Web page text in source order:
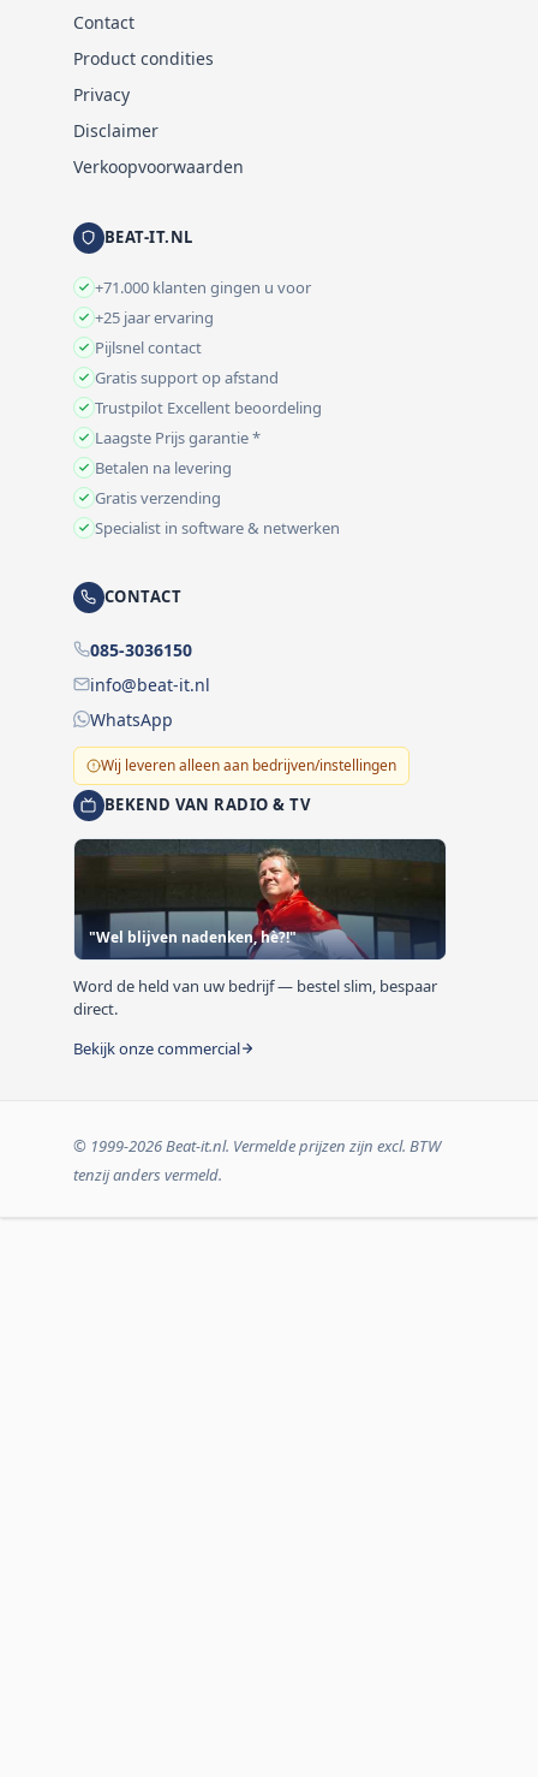
Contact
Product condities
Privacy
Disclaimer
Verkoopvoorwaarden
BEAT-IT.NL
+71.000 klanten gingen u voor
+25 jaar ervaring
Pijlsnel contact
Gratis support op afstand
Trustpilot Excellent beoordeling
Laagste Prijs garantie *
Betalen na levering
Gratis verzending
Specialist in software & netwerken
CONTACT
085-3036150
info@beat-it.nl
WhatsApp
Wij leveren alleen aan bedrijven/instellingen
BEKEND VAN RADIO & TV
"Wel blijven nadenken, hè?!"
Word de held van uw bedrijf — bestel slim, bespaar
direct.
Bekijk onze commercial
© 1999-2026 Beat-it.nl. Vermelde prijzen zijn excl. BTW
tenzij anders vermeld.